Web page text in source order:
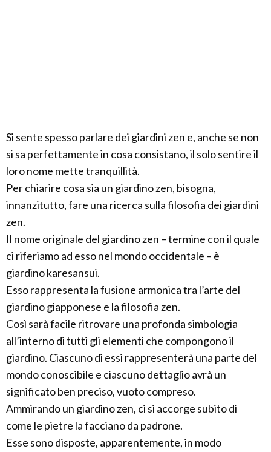
Si sente spesso parlare dei giardini zen e, anche se non
si sa perfettamente in cosa consistano, il solo sentire il
loro nome mette tranquillità.
Per chiarire cosa sia un giardino zen, bisogna,
innanzitutto, fare una ricerca sulla filosofia dei giardini
zen.
Il nome originale del giardino zen – termine con il quale
ci riferiamo ad esso nel mondo occidentale – è
giardino karesansui.
Esso rappresenta la fusione armonica tra l’arte del
giardino giapponese e la filosofia zen.
Così sarà facile ritrovare una profonda simbologia
all’interno di tutti gli elementi che compongono il
giardino. Ciascuno di essi rappresenterà una parte del
mondo conoscibile e ciascuno dettaglio avrà un
significato ben preciso, vuoto compreso.
Ammirando un giardino zen, ci si accorge subito di
come le pietre la facciano da padrone.
Esse sono disposte, apparentemente, in modo